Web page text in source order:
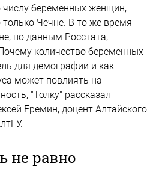
беременных женщин,
только Чечне. В то же время
по данным Росстата,
количество беременных
для демографии и как
может повлиять на
"Толку" рассказал
Еремин, доцент Алтайского
не равно